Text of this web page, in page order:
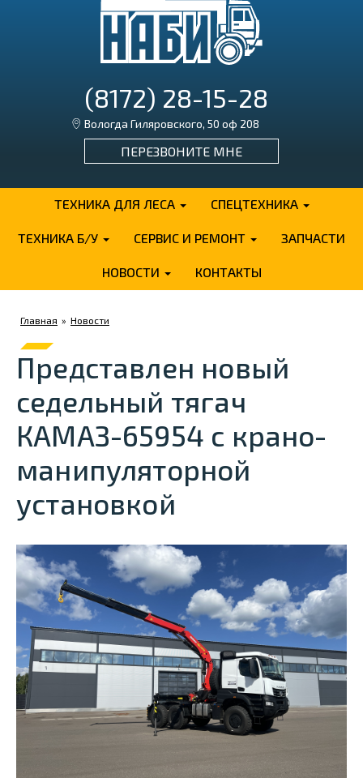
(8172) 28-15-28
Вологда Гиляровского, 50 оф 208
ПЕРЕЗВОНИТЕ МНЕ
ТЕХНИКА ДЛЯ ЛЕСА СПЕЦТЕХНИКА
ТЕХНИКА Б/У СЕРВИС И РЕМОНТ ЗАПЧАСТИ
НОВОСТИ КОНТАКТЫ
Главная » Новости
Представлен новый
седельный тягач
КАМАЗ-65954 с крано-
манипуляторной
установкой